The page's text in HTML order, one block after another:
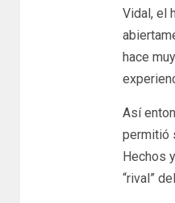
Vidal, el
hace
Así
permitió
Hechos
“rival”